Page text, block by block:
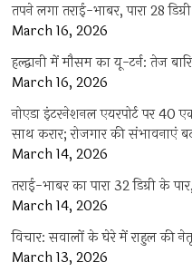
तपने लगा तराई-भाबर, पारा 28
March 16, 2026
हल्द्वानी में मौसम का यू-टर्न: तेज
March 16, 2026
नोएडा इंटरनेशनल एयरपोर्ट पर
साथ करार; रोजगार की संभावनाएं
March 14, 2026
तराई-भाबर का पारा 32 डिग्री के
March 14, 2026
विचार: सवालों के घेरे में राहुल की
March 13, 2026